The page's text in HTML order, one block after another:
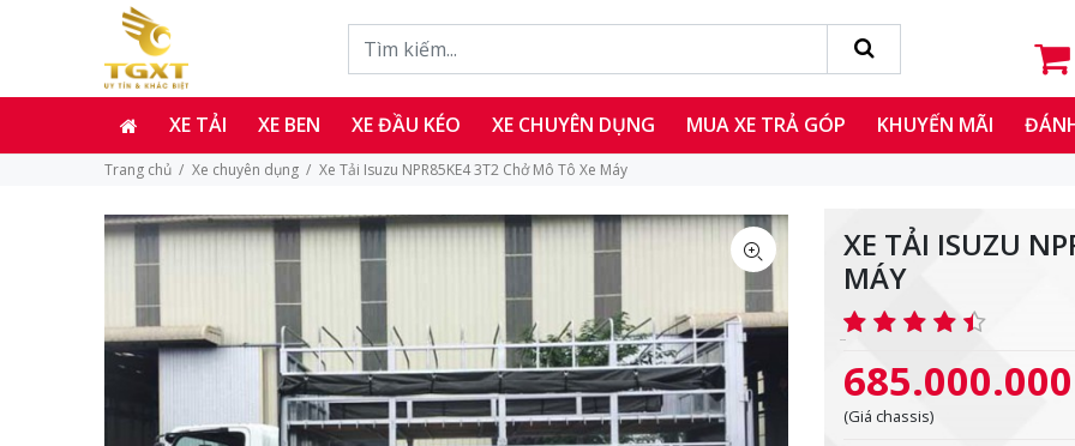
XE TẢI XE BEN XE ĐẦU KÉO XE CHUYÊN DỤNG MUA XE TRẢ GÓP KHUYẾN MÃI
Trang chủ Xe chuyên dụng Xe Tải Isuzu NPR85KE4 3T2 Chở Mô Tô Xe Máy
XE TẢI ISUZU
MÁY
(Giá chassis)